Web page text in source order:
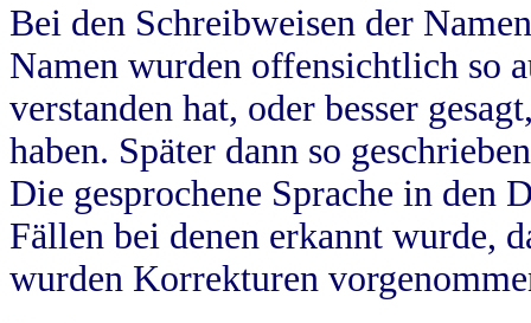
Bei den Schreibweisen der
Namen wurden offensichtlich so
verstanden hat, oder besser
haben. Später dann so
Die gesprochene Sprache in
Fällen bei denen erkannt wurde,
wurden Korrekturen